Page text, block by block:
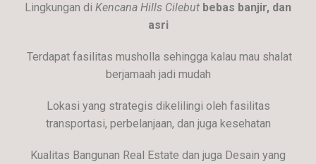
Lingkungan di Kencana Hills Cilebut bebas banjir, dan
asri
Terdapat fasilitas musholla sehingga kalau mau shalat
berjamaah jadi mudah
Lokasi yang strategis dikelilingi oleh fasilitas
transportasi, perbelanjaan, dan juga kesehatan
Kualitas Bangunan Real Estate dan juga Desain yang